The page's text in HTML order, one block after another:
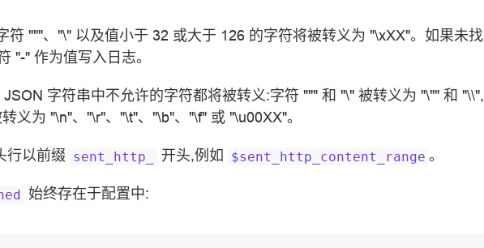
符 """、"\" 以及值小于 32 或大于 126 的字符将被转义为 "\xXX"。如果未找
"-" 作为值写入日志。
JSON 字符串中不允许的字符都将被转义:字符 """ 和 "\" 被转义为 "\"" 和 "\\",
义为 "\n"、"\r"、"\t"、"\b"、"\f" 或 "\u00XX"。
行以前缀 sent_http_ 开头,例如 $sent_http_content_range 。
始终存在于配置中: